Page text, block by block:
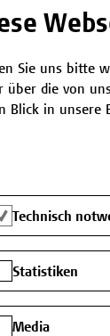
Campus Wien
1 606 6877-
Sie uns bitte
über die von
Blick in unsere
Technisch
Statistiken
Media